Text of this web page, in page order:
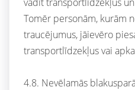
Tomēr personām, kurām
traucējumus, jāievēro
transportlīdzekļus vai
4.8. Nevēlamās